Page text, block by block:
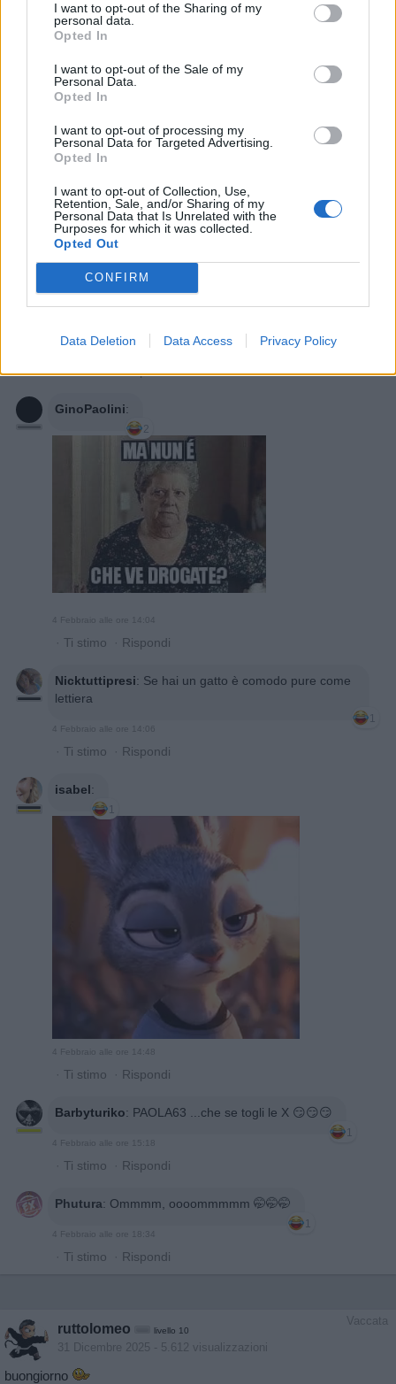
I want to opt-out of the Sharing of my
personal data.
Opted In
I want to opt-out of the Sale of my
Personal Data.
Opted In
I want to opt-out of processing my
Personal Data for Targeted Advertising.
Opted In
I want to opt-out of Collection, Use,
Retention, Sale, and/or Sharing of my
Personal Data that Is Unrelated with the
Purposes for which it was collected.
Opted Out
CONFIRM
Data Deletion Data Access Privacy Policy
Leggi i commenti precedenti...
con questa.....
4 Febbraio alle ore 14:03
·Ti stimo·Rispondi
GinoPaolini:
2
4 Febbraio alle ore 14:04
· Ti stimo · Rispondi
Nicktuttipresi: Se hai un gatto è comodo pure come
lettiera
1
4 Febbraio alle ore 14:06
· Ti stimo · Rispondi
isabel:
1
4 Febbraio alle ore 14:48
· Ti stimo · Rispondi
Barbyturiko: PAOLA63 ...che se togli le X 😏😏😏
1
4 Febbraio alle ore 15:18
· Ti stimo · Rispondi
Phutura: Ommmm, oooommmmm 🤭🤭🤭
1
4 Febbraio alle ore 18:34
· Ti stimo · Rispondi
Vaccata
ruttolomeo livello 10
31 Dicembre 2025 - 5.612 visualizzazioni
buongiorno